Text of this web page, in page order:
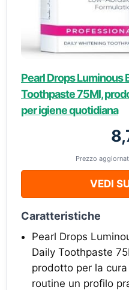
Pearl Drops Luminous
Toothpaste 75Ml,
per igiene quotidiana
Prezzo
VEDI
Caratteristiche
Pearl Drops
Daily Toothpaste
prodotto per la
routine un profilo